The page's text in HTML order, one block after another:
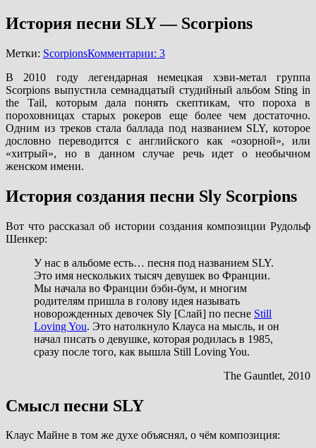
История песни SLY — Scorpions
Метки: ScorpionsКомментарии: 3
В 2010 году легендарная немецкая хэви-метал группа
Scorpions выпустила семнадцатый студийный альбом Sting in
the Tail, которым дала понять скептикам, что пороха в
пороховницах старых рокеров еще более чем достаточно.
Одним из треков стала баллада под названием SLY, которое
дословно переводится с английского как «озорной», или
«хитрый», но в данном случае речь идет о необычном
женском имени.
История создания песни Sly Scorpions
Вот что рассказал об истории создания композиции Рудольф
Шенкер:
У нас в альбоме есть… песня под названием SLY.
Это имя нескольких тысяч девушек во Франции.
Мы начала во Франции бэби-бум, и многим
родителям пришла в голову идея называть
новорожденных девочек Sly [Слай] по песне Still
Loving You. Это натолкнуло Клауса на мысль, и он
начал писать о девушке, которая родилась в 1985,
сразу после того, как вышла Still Loving You.
The Gauntlet, 2010
Смысл песни SLY
Клаус Майне в том же духе объяснял, о чём композиция: